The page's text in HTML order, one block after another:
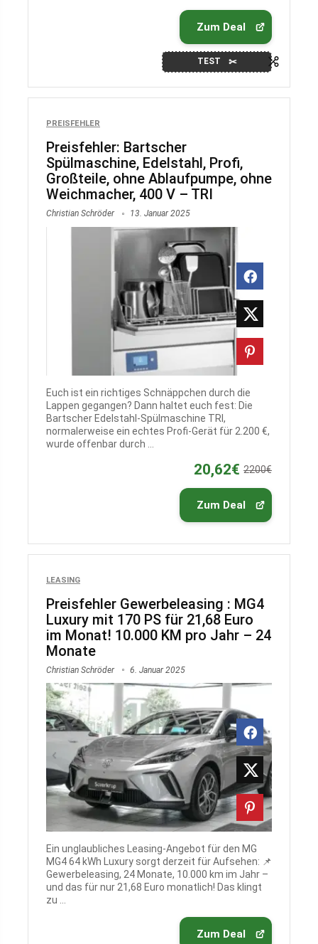
Zum Deal
TEST
PREISFEHLER
Preisfehler: Bartscher
Spülmaschine, Edelstahl, Profi,
Großteile, ohne Ablaufpumpe, ohne
Weichmacher, 400 V – TRI
Christian Schröder 13. Januar 2025
Euch ist ein richtiges Schnäppchen durch die
Lappen gegangen? Dann haltet euch fest: Die
Bartscher Edelstahl-Spülmaschine TRI,
normalerweise ein echtes Profi-Gerät für 2.200 €,
wurde offenbar durch ...
20,62€ 2200€
Zum Deal
LEASING
Preisfehler Gewerbeleasing : MG4
Luxury mit 170 PS für 21,68 Euro
im Monat! 10.000 KM pro Jahr – 24
Monate
Christian Schröder 6. Januar 2025
Ein unglaubliches Leasing-Angebot für den MG
MG4 64 kWh Luxury sorgt derzeit für Aufsehen: 📌
Gewerbeleasing, 24 Monate, 10.000 km im Jahr –
und das für nur 21,68 Euro monatlich! Das klingt
zu ...
Zum Deal